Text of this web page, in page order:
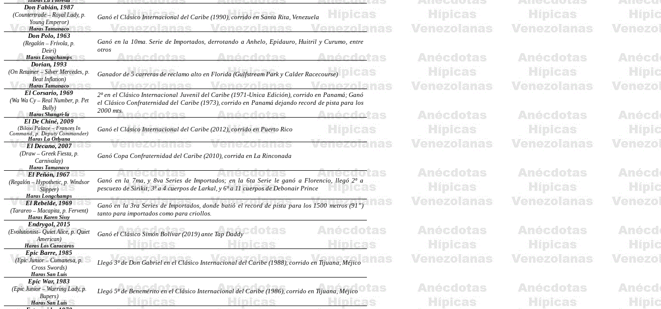
DonFabián, 1987
(Countertrade – Royal Lady, p.
Young Emperor)
Haras Tamanaco
Ganó el Clásico Internacional del Caribe (1990), corrido en Santa Rita, Venezuela
Don Polo, 1963
(Regalón – Frívola, p.
Deiri)
HarasLongchamps
Ganó en la 10ma. Serie de Importados, derrotando a Anhelo, Epidauro,Huitril yCurumo, entre
otros
Dorian, 1993
(On Retainer – Silver Mercedes, p.
Beat Inflation)
Haras Tamanaco
Ganador de 5 carreras de reclamo alto en Florida (GulfstreamPark yCalder Racecourse)
El Corsario, 1969
(Wa WaCy – Real Number, p. Pet
Bully)
HarasShangri-la
2º en el Clásico Internacional Juvenil del Caribe (1971-Unica Edición), corrido en Panamá; Ganó
el Clásico Confraternidad del Caribe (1973), corrido en Panamá dejando record de pista para los
2000mts.
El DeChiné, 2009
(Biloxi Palace – FrancesIn
Command, p. Deputy Commander)
Haras La Orlyana
Ganó el Clásico Internacional del Caribe (2012), corrido en Puerto Rico
El Decano, 2007
(Draw– GreekFiesta, p.
Carnivalay)
Haras Tamanaco
Ganó Copa Confraternidad del Caribe (2010), corrida en La Rinconada
ElPeñón, 1967
(Regalón– Hypothetic, p. Windsor
Slipper)
HarasLongchamps
Ganó en la 7ma, y 8va Series de Importados; en la 6ta Serie le ganó a Florencio, llegó 2º a
pescuezo deSirikit; 3º a 4 cuerpos deLarkal, y 6º a 11 cuerpos deDebonair Prince
ElRebelde, 1969
(Tarareo – Macapita, p. Fervent)
Haras Karen Sissy
Ganó en la 3ra Series de Importados, donde batió el record de pista para los 1500 metros (91”)
tanto para importados como para criollos.
Endrygol, 2015
(Evolutionist–QuietAlice, p.Quiet
American)
Haras LosCaracaros
Ganó el Clásico Simón Bolívar (2019) ante Tap Daddy
Epic Barre, 1985
(Epic Junior –Cumanesa, p.
Cross Swords)
Haras San Luis
Llegó 3º de Don Gabriel en el Clásico Internacional del Caribe (1988), corrido en Tijuana, Méjico
Epic War, 1983
(Epic Junior – Warring Lady, p.
Bupers)
Haras San Luis
Llegó 5º de Benemérito en el Clásico Internacional del Caribe (1986), corrido en Tijuana, Méjico